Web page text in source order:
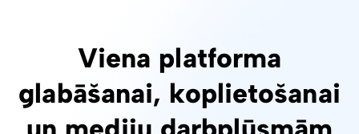
Viena platforma
glabāšanai, koplietošanai